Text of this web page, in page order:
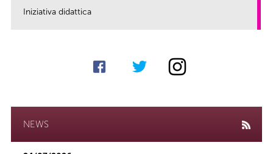
Iniziativa didattica
NEWS